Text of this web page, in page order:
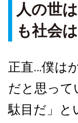
人の世
も社会
正直…僕は
だと思って
駄目だ」と